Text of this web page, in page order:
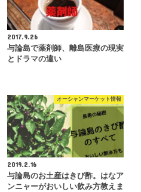
2017.9.26
与論島で薬剤師、離島医療の現実
とドラマの違い
オーシャンマーケット情報
2019.2.16
与論島のお土産はきび酢。はなア
ンニャーがおいしい飲み方教えま